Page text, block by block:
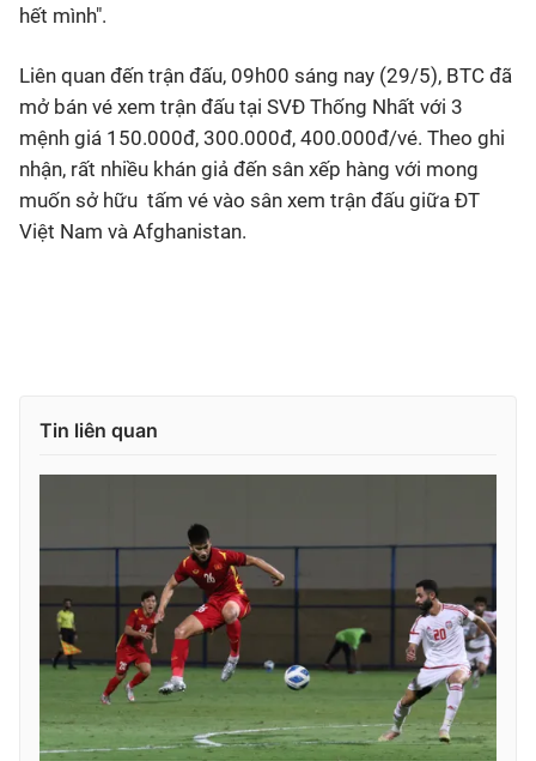
hết mình".
Liên quan đến trận đấu, 09h00 sáng nay (29/5), BTC đã
mở bán vé xem trận đấu tại SVĐ Thống Nhất với 3
mệnh giá 150.000đ, 300.000đ, 400.000đ/vé. Theo ghi
nhận, rất nhiều khán giả đến sân xếp hàng với mong
muốn sở hữu tấm vé vào sân xem trận đấu giữa ĐT
Việt Nam và Afghanistan.
Tin liên quan